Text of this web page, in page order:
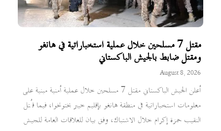
مقتل 7 مسلحين خلال عملية استخباراتية في هانغو
ومقتل ضابط بالجيش الباكستاني
August 8, 2026
أعلن الجيش الباكستاني مقتل 7 مسلحين خلال عملية أمنية مبنية على
معلومات استخباراتية في منطقة هانغو بإقليم خيبر بختونخوا، فيما قُتل
النقيب حمزة إكرام خلال الاشتباك، وفق بيان للعلاقات العامة للجيش